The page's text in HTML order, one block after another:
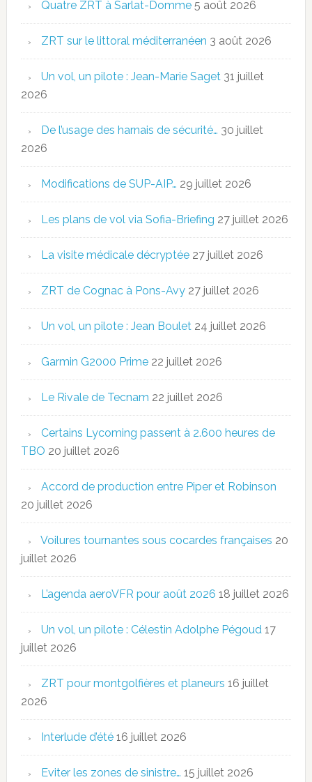
Quatre ZRT à Sarlat-Domme 5 août 2026
ZRT sur le littoral méditerranéen 3 août 2026
Un vol, un pilote : Jean-Marie Saget 31 juillet
2026
De l’usage des harnais de sécurité… 30 juillet
2026
Modifications de SUP-AIP… 29 juillet 2026
Les plans de vol via Sofia-Briefing 27 juillet 2026
La visite médicale décryptée 27 juillet 2026
ZRT de Cognac à Pons-Avy 27 juillet 2026
Un vol, un pilote : Jean Boulet 24 juillet 2026
Garmin G2000 Prime 22 juillet 2026
Le Rivale de Tecnam 22 juillet 2026
Certains Lycoming passent à 2.600 heures de
TBO 20 juillet 2026
Accord de production entre Piper et Robinson
20 juillet 2026
Voilures tournantes sous cocardes françaises 20
juillet 2026
L’agenda aeroVFR pour août 2026 18 juillet 2026
Un vol, un pilote : Célestin Adolphe Pégoud 17
juillet 2026
ZRT pour montgolfières et planeurs 16 juillet
2026
Interlude d’été 16 juillet 2026
Eviter les zones de sinistre… 15 juillet 2026